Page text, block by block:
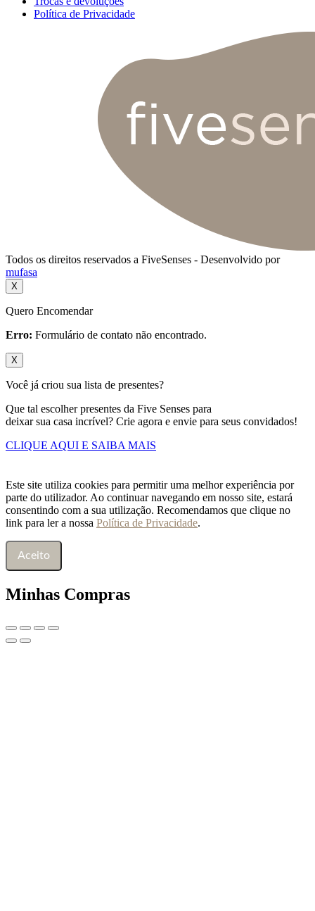
Política de Privacidade
Todos os direitos reservados a FiveSenses - Desenvolvido por
mufasa
X
Quero Encomendar
Erro: Formulário de contato não encontrado.
X
Você já criou sua lista de presentes?
Que tal escolher presentes da Five Senses para
deixar sua casa incrível? Crie agora e envie para seus convidados!
CLIQUE AQUI E SAIBA MAIS
Este site utiliza cookies para permitir uma melhor experiência por
parte do utilizador. Ao continuar navegando em nosso site, estará
consentindo com a sua utilização. Recomendamos que clique no
link para ler a nossa Política de Privacidade.
Aceito
Minhas Compras